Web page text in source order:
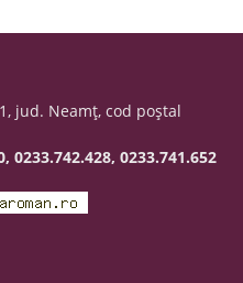
jud. Neamţ, cod poştal
0233.742.428, 0233.741.652